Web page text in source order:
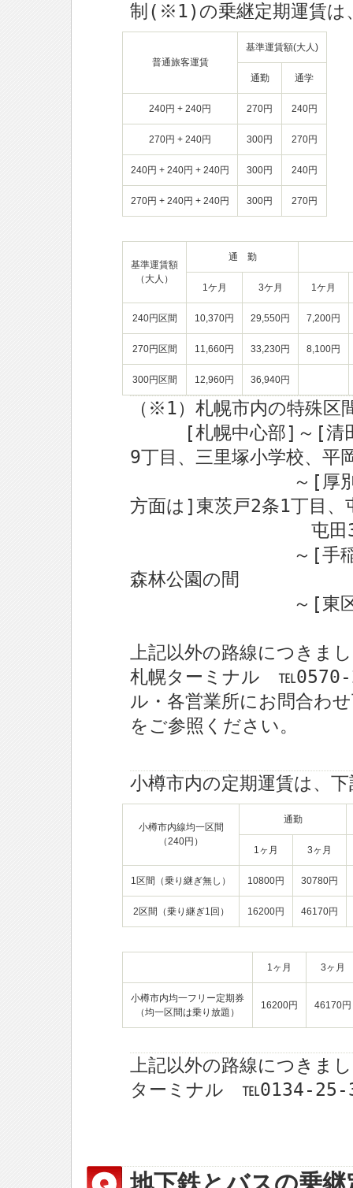
制(※1)の乗継定期運賃は
普通旅客運賃
基準運賃額(大人)
通勤 通学
240円 + 240円 270円 240円
270円 + 240円 300円 270円
240円 + 240円 + 240円 300円 240円
270円 + 240円 + 240円 300円 270円
基準運賃額
（大人）
通 勤
1ケ月 3ケ月 1ケ月
240円区間 10,370円 29,550円 7,200円
270円区間 11,660円 33,230円 8,100円
300円区間 12,960円 36,940円
（※1）札幌市内の特殊区
[札幌中心部]～[清田
9丁目、三里塚小学校、平
～[厚別区方面は]
方面は]東茨戸2条1丁目、
屯田3番西、4
～[手稲区方面は]
森林公園の間
～[東区方面
上記以外の路線につきま
札幌ターミナル ℡0570-
ル・各営業所にお問合わ
をご参照ください。
小樽市内の定期運賃は、
小樽市内線均一区間
（240円）
通勤
1ヶ月 3ヶ月
1区間（乗り継ぎ無し） 10800円 30780円
2区間（乗り継ぎ1回） 16200円 46170円
1ヶ月 3ヶ月
小樽市内均一フリー定期券
（均一区間は乗り放題）
16200円 46170円
上記以外の路線につきま
ターミナル ℡0134-25-